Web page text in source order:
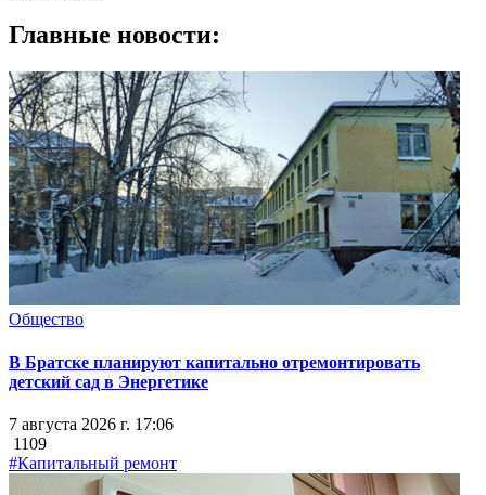
Главные новости:
Общество
В Братске планируют капитально отремонтировать
детский сад в Энергетике
7 августа 2026 г. 17:06
1109
#Капитальный ремонт